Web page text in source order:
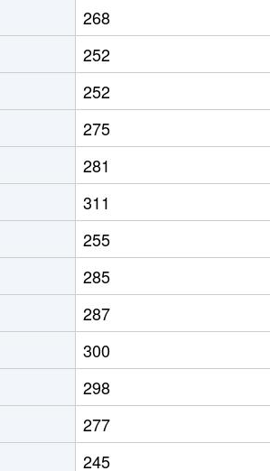
268
252
252
275
281
311
255
285
287
300
298
277
245